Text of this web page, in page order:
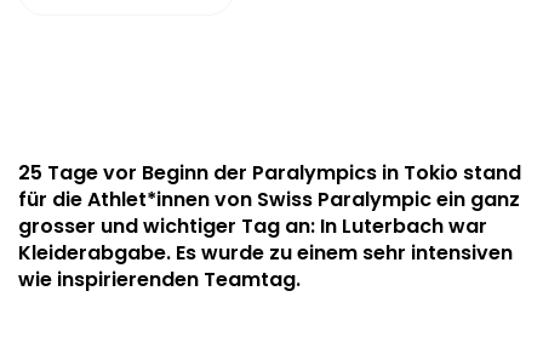
25 Tage vor Beginn der Paralympics in Tokio stand
für die Athlet*innen von Swiss Paralympic ein ganz
grosser und wichtiger Tag an: In Luterbach war
Kleiderabgabe. Es wurde zu einem sehr intensiven
wie inspirierenden Teamtag.